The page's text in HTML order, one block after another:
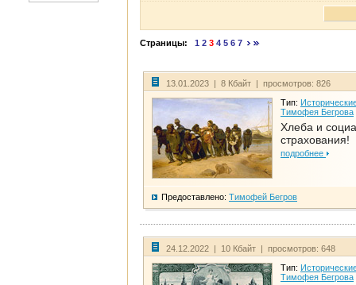
Страницы: 1 2 3 4 5 6 7
13.01.2023 | 8 Кбайт | просмотров: 826
Тип:
Тимофея Бегрова
Хлеба и
страхования!
подробнее
Предоставлено: Тимофей Бегров
24.12.2022 | 10 Кбайт | просмотров: 648
Тип:
Тимофея Бегрова